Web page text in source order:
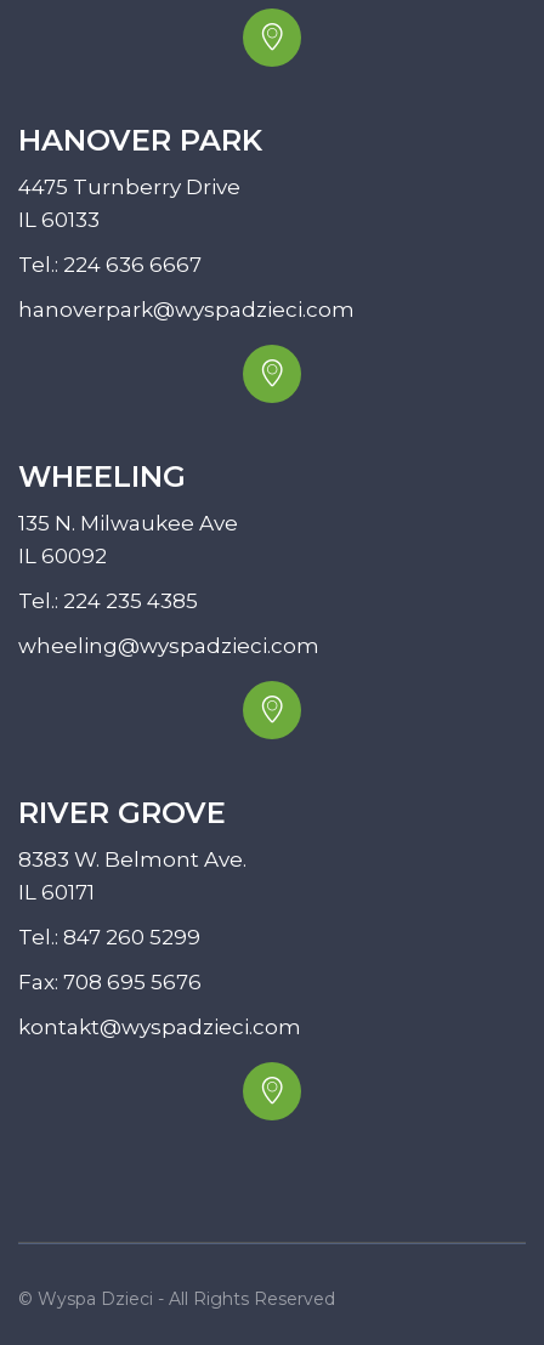
HANOVER PARK
4475 Turnberry Drive
IL 60133
Tel.: 224 636 6667
hanoverpark@wyspadzieci.com
WHEELING
135 N. Milwaukee Ave
IL 60092
Tel.: 224 235 4385
wheeling@wyspadzieci.com
RIVER GROVE
8383 W. Belmont Ave.
IL 60171
Tel.: 847 260 5299
Fax: 708 695 5676
kontakt@wyspadzieci.com
© Wyspa Dzieci - All Rights Reserved